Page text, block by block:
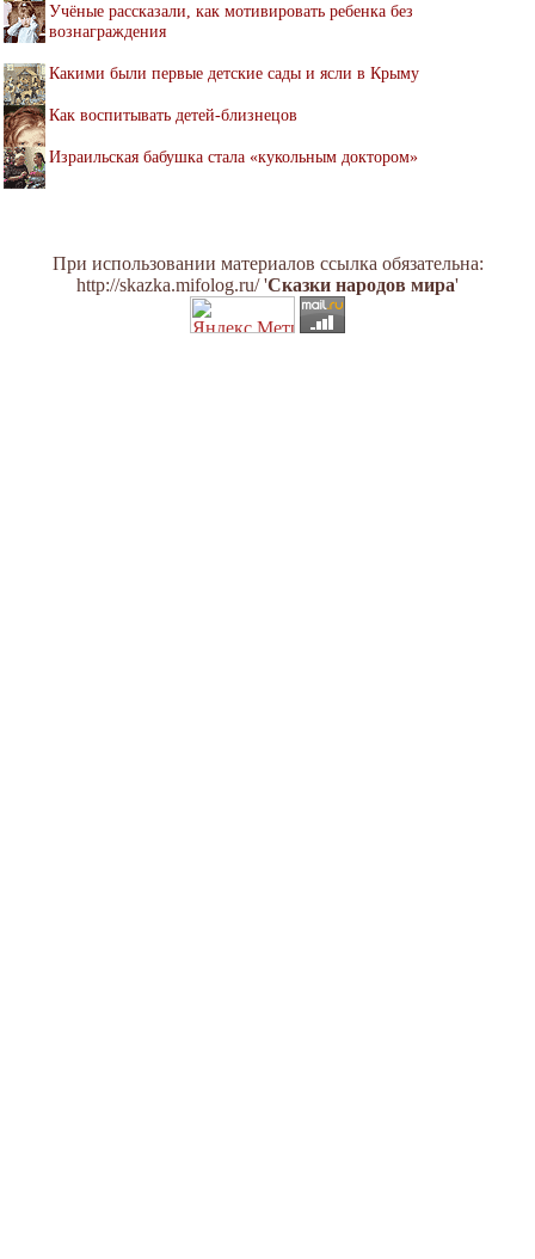
Учёные рассказали, как мотивировать ребенка без
вознаграждения
Какими были первые детские сады и ясли в Крыму
Как воспитывать детей-близнецов
Израильская бабушка стала «кукольным доктором»
При использовании материалов ссылка обязательна:
http://skazka.mifolog.ru/ 'Сказки народов мира'